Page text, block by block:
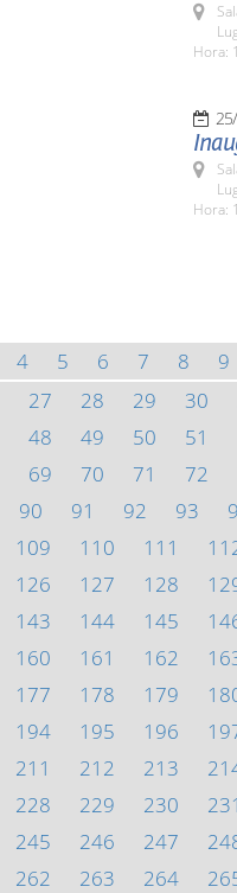
Hora:
Hora:
4 5 6 7 8 9
27 28 29 30
48 49 50 51
69 70 71 72
90 91 92 93
109 110 111
126 127 128
143 144 145
160 161 162
177 178 179
194 195 196
211 212 213
228 229 230 231
245 246 247
262 263 264